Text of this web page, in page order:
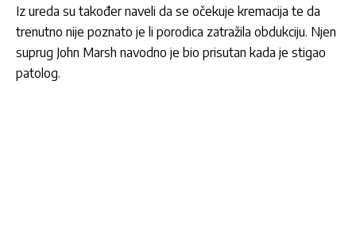
Iz ureda su također naveli da se očekuje kremacija te da
trenutno nije poznato je li porodica zatražila obdukciju. Njen
suprug John Marsh navodno je bio prisutan kada je stigao
patolog.